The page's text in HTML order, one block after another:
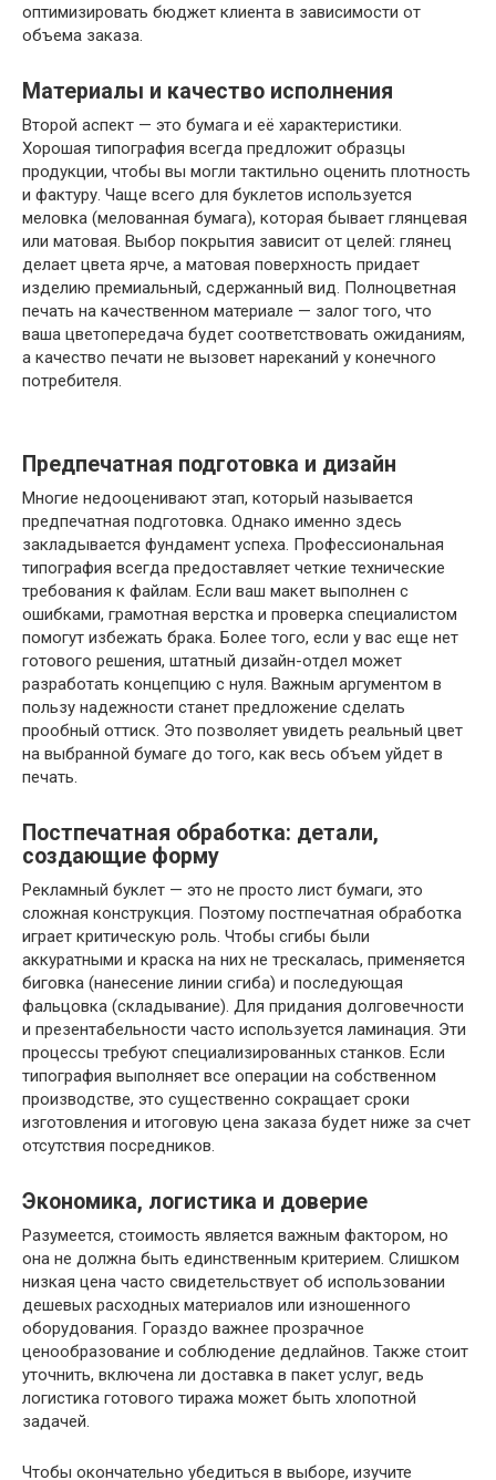
оптимизировать бюджет клиента в зависимости от
объема заказа.
Материалы и качество исполнения
Второй аспект — это бумага и её характеристики.
Хорошая типография всегда предложит образцы
продукции, чтобы вы могли тактильно оценить плотность
и фактуру. Чаще всего для буклетов используется
меловка (мелованная бумага), которая бывает глянцевая
или матовая. Выбор покрытия зависит от целей: глянец
делает цвета ярче, а матовая поверхность придает
изделию премиальный, сдержанный вид. Полноцветная
печать на качественном материале — залог того, что
ваша цветопередача будет соответствовать ожиданиям,
а качество печати не вызовет нареканий у конечного
потребителя.
Предпечатная подготовка и дизайн
Многие недооценивают этап, который называется
предпечатная подготовка. Однако именно здесь
закладывается фундамент успеха. Профессиональная
типография всегда предоставляет четкие технические
требования к файлам. Если ваш макет выполнен с
ошибками, грамотная верстка и проверка специалистом
помогут избежать брака. Более того, если у вас еще нет
готового решения, штатный дизайн-отдел может
разработать концепцию с нуля. Важным аргументом в
пользу надежности станет предложение сделать
прообный оттиск. Это позволяет увидеть реальный цвет
на выбранной бумаге до того, как весь объем уйдет в
печать.
Постпечатная обработка: детали,
создающие форму
Рекламный буклет — это не просто лист бумаги, это
сложная конструкция. Поэтому постпечатная обработка
играет критическую роль. Чтобы сгибы были
аккуратными и краска на них не трескалась, применяется
биговка (нанесение линии сгиба) и последующая
фальцовка (складывание). Для придания долговечности
и презентабельности часто используется ламинация. Эти
процессы требуют специализированных станков. Если
типография выполняет все операции на собственном
производстве, это существенно сокращает сроки
изготовления и итоговую цена заказа будет ниже за счет
отсутствия посредников.
Экономика, логистика и доверие
Разумеется, стоимость является важным фактором, но
она не должна быть единственным критерием. Слишком
низкая цена часто свидетельствует об использовании
дешевых расходных материалов или изношенного
оборудования. Гораздо важнее прозрачное
ценообразование и соблюдение дедлайнов. Также стоит
уточнить, включена ли доставка в пакет услуг, ведь
логистика готового тиража может быть хлопотной
задачей.
Чтобы окончательно убедиться в выборе, изучите